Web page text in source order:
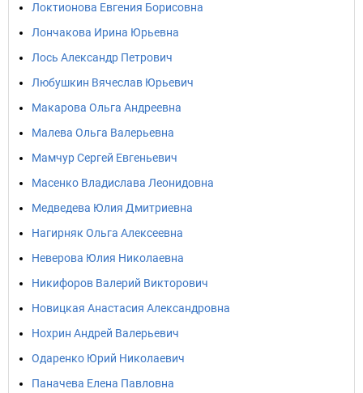
Локтионова Евгения Борисовна
Лончакова Ирина Юрьевна
Лось Александр Петрович
Любушкин Вячеслав Юрьевич
Макарова Ольга Андреевна
Малева Ольга Валерьевна
Мамчур Сергей Евгеньевич
Масенко Владислава Леонидовна
Медведева Юлия Дмитриевна
Нагирняк Ольга Алексеевна
Неверова Юлия Николаевна
Никифоров Валерий Викторович
Новицкая Анастасия Александровна
Нохрин Андрей Валерьевич
Одаренко Юрий Николаевич
Паначева Елена Павловна